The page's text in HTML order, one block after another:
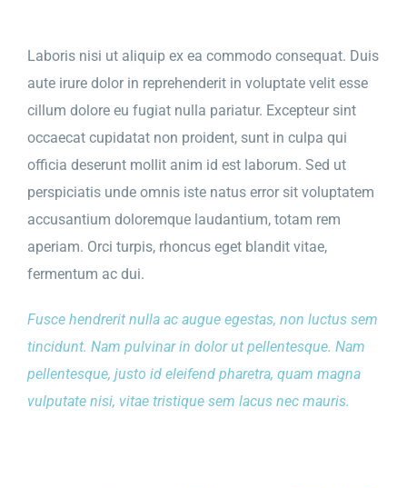
Laboris nisi ut aliquip ex ea commodo consequat. Duis
aute irure dolor in reprehenderit in voluptate velit esse
cillum dolore eu fugiat nulla pariatur. Excepteur sint
occaecat cupidatat non proident, sunt in culpa qui
officia deserunt mollit anim id est laborum. Sed ut
perspiciatis unde omnis iste natus error sit voluptatem
accusantium doloremque laudantium, totam rem
aperiam. Orci turpis, rhoncus eget blandit vitae,
fermentum ac dui.
Fusce hendrerit nulla ac augue egestas, non luctus sem
tincidunt. Nam pulvinar in dolor ut pellentesque. Nam
pellentesque, justo id eleifend pharetra, quam magna
vulputate nisi, vitae tristique sem lacus nec mauris.